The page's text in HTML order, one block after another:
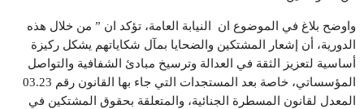
واوضح بلاغ في الموضوع ان النيابة العامة، تؤكد ان ” من خلال هذه
الدورية، أن إشعار المشتكين والضحايا بمآل شكاياتهم يشكل ركيزة
أساسية لتعزيز الثقة في العدالة وترسيخ مبادئ الشفافية والتواصل
المؤسساتي، خاصة بعد المستجدات التي جاء بها القانون رقم 03.23
المعدل لقانون المسطرة الجنائية، والمتعلقة بحقوق المشتكين في